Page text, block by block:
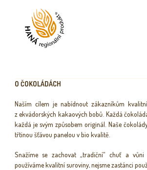
O ČOKOLÁDÁCH
Naším cílem je nabídnout zákazníkům
z ekvádorských kakaových bobů. Každá
každá je svým způsobem originál. Naše
třtinou šťávou panelou v bio kvalitě.
Snažíme se zachovat „tradiční“ chuť a
používáme kvalitní suroviny, nejsme zastánci